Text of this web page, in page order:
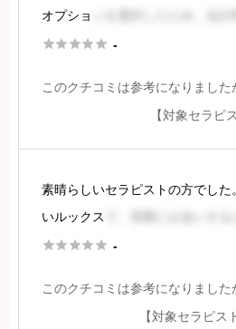
オプショ
た。
セラピストの方の第一印象は、事
齢層が高く感じられました。落
でしたが、お話してみる
 -
このクチコミは参考になりました
【対象セラピ
素晴らしいセラピストの方でした
いルックス
と感じました。ベビードールオプ
す。
 -
このクチコミは参考になりました
【対象セラピス